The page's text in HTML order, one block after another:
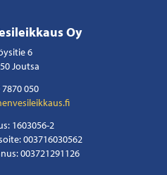
Oy
6
Joutsa
050
1603056-2
003716030562
003721291126